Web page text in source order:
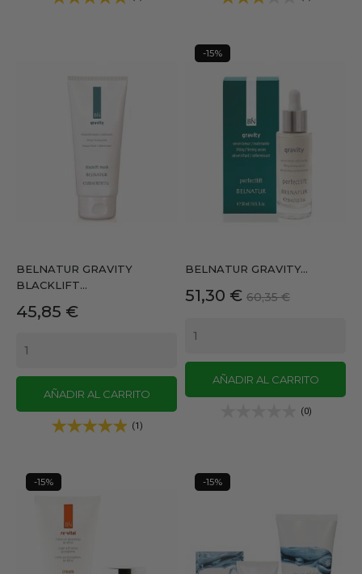
BELNATUR GRAVITY
BLACKLIFT...
Precio
45,85 €
AÑADIR AL CARRITO
(1)
BELNATUR GRAVITY...
Precio
51,30 € Precio
60,35 €
AÑADIR AL CARRITO
(0)
-15%
-15% -15%